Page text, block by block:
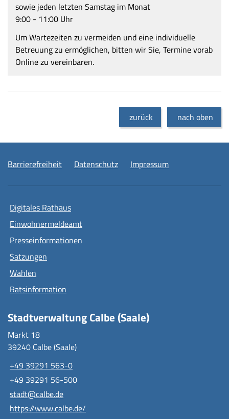
sowie jeden letzten Samstag im Monat
9:00 - 11:00 Uhr
Um Wartezeiten zu vermeiden und eine individuelle
Betreuung zu ermöglichen, bitten wir Sie, Termine vorab
Online zu vereinbaren.
zurück nach oben
Barrierefreiheit Datenschutz Impressum
Digitales Rathaus
Einwohnermeldeamt
Presseinformationen
Satzungen
Wahlen
Ratsinformation
Stadtverwaltung Calbe (Saale)
Markt 18
39240 Calbe (Saale)
+49 39291 563-0
+49 39291 56-500
stadt@calbe.de
https://www.calbe.de/